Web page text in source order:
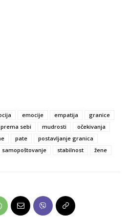
emocije empatija
granice
sebi mudrosti
očekivanja
pate
postavljanje granica
samopoštovanje stabilnost žene